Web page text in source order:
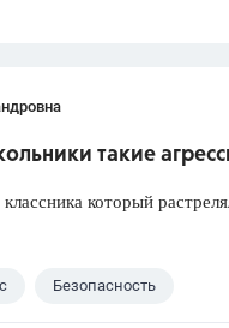
такие
который
Безопасность